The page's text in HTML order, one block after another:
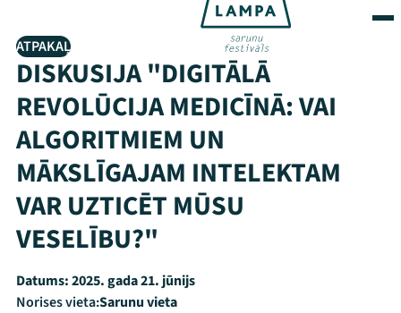
ATPAKAĻ
DISKUSIJA "DIGITĀLĀ
REVOLŪCIJA MEDICĪNĀ: VAI
ALGORITMIEM UN
MĀKSLĪGAJAM INTELEKTAM
VAR UZTICĒT MŪSU
VESELĪBU?"
Datums:2025. gada 21. jūnijs
Norises vieta:Sarunu vieta